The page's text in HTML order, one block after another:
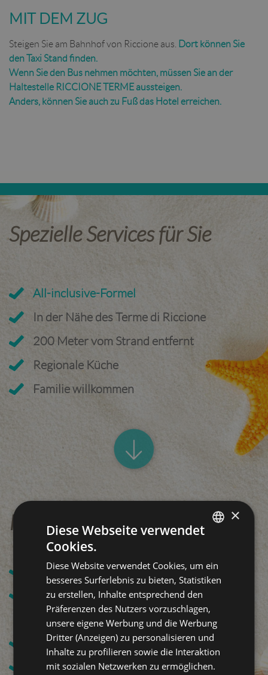
MIT DEM ZUG
Steigen Sie am Bahnhof von Riccione aus. Dort können Sie
den Taxi Stand finden.
Wenn Sie den Bus nehmen möchten, müssen Sie an der
Haltestelle RICCIONE TERME aussteigen.
Anders, können Sie auch zu Fuß das Hotel erreichen.
Spezielle Services für Sie
All-inclusive-Formel
In der Nähe des Terme di Riccione
200 Meter vom Strand entfernt
Regionale Küche
Familie willkommen
Ihr All Inclusive Urlaub:
Strandservice
Wasser und Wein o zu den Mahlzeiten
Klimaanlage und Mini-Kühlschrank
Frei WI-FI
ENGLISH
FRENCH
×
Diese Webseite verwendet
Cookies.
Diese Website verwendet Cookies, um ein
besseres Surferlebnis zu bieten, Statistiken
zu erstellen, Inhalte entsprechend den
Präferenzen des Nutzers vorzuschlagen,
unsere eigene Werbung und die Werbung
Dritter (Anzeigen) zu personalisieren und
Inhalte zu profilieren sowie die Interaktion
mit sozialen Netzwerken zu ermöglichen.